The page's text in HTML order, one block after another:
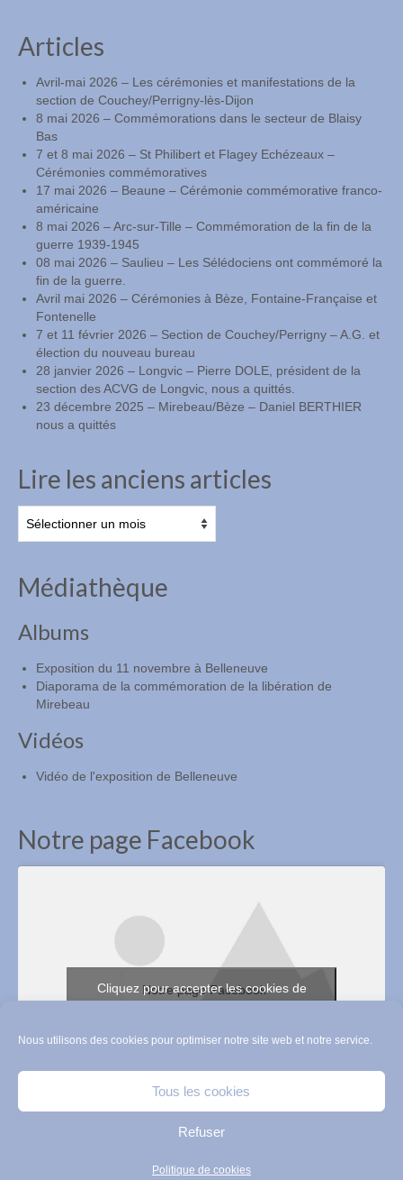
Nous utilisons des cookies pour optimiser notre site web et notre service.
Tous les cookies
Refuser
Politique de cookies
Articles
Avril-mai 2026 – Les cérémonies et manifestations de la
section de Couchey/Perrigny-lès-Dijon
8 mai 2026 – Commémorations dans le secteur de Blaisy
Bas
7 et 8 mai 2026 – St Philibert et Flagey Echézeaux –
Cérémonies commémoratives
17 mai 2026 – Beaune – Cérémonie commémorative franco-
américaine
8 mai 2026 – Arc-sur-Tille – Commémoration de la fin de la
guerre 1939-1945
08 mai 2026 – Saulieu – Les Sélédociens ont commémoré la
fin de la guerre.
Avril mai 2026 – Cérémonies à Bèze, Fontaine-Française et
Fontenelle
7 et 11 février 2026 – Section de Couchey/Perrigny – A.G. et
élection du nouveau bureau
28 janvier 2026 – Longvic – Pierre DOLE, président de la
section des ACVG de Longvic, nous a quittés.
23 décembre 2025 – Mirebeau/Bèze – Daniel BERTHIER
nous a quittés
Lire les anciens articles
les
Médiathèque
Albums
Exposition du 11 novembre à Belleneuve
Diaporama de la commémoration de la libération de
Mirebeau
Vidéos
Vidéo de l'exposition de Belleneuve
Notre page Facebook
Notre page Facebook
Cliquez pour accepter les cookies de